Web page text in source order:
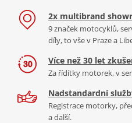
2x multibrand
9 značek motocyklů,
díly, to vše v Praze a
Více než 30 let
Za řídítky motorek, v
Nadstandardní
Registrace motorky,
a další.